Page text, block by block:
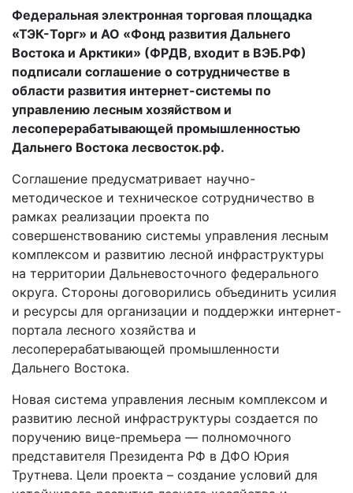
12.08.2020
Федеральная электронная торговая площадка
«ТЭК-Торг» и АО «Фонд развития Дальнего
Востока и Арктики» (ФРДВ, входит в ВЭБ.РФ)
подписали соглашение о сотрудничестве в
области развития интернет-системы по
управлению лесным хозяйством и
лесоперерабатывающей промышленностью
Дальнего Востока лесвосток.рф.
Соглашение предусматривает научно-
методическое и техническое сотрудничество в
рамках реализации проекта по
совершенствованию системы управления лесным
комплексом и развитию лесной инфраструктуры
на территории Дальневосточного федерального
округа. Стороны договорились объединить усилия
и ресурсы для организации и поддержки интернет-
портала лесного хозяйства и
лесоперерабатывающей промышленности
Дальнего Востока.
Новая система управления лесным комплексом и
развитию лесной инфраструктуры создается по
поручению вице-премьера — полномочного
представителя Президента РФ в ДФО Юрия
Трутнева. Цели проекта – создание условий для